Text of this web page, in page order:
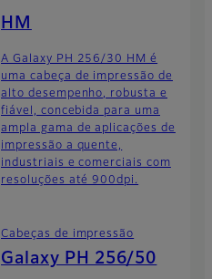
HM
A Galaxy PH 256/30 HM é
uma cabeça de impressão de
alto desempenho, robusta e
fiável, concebida para uma
ampla gama de aplicações de
impressão a quente,
industriais e comerciais com
resoluções até 900dpi.
Cabeças de impressão
Galaxy PH 256/50